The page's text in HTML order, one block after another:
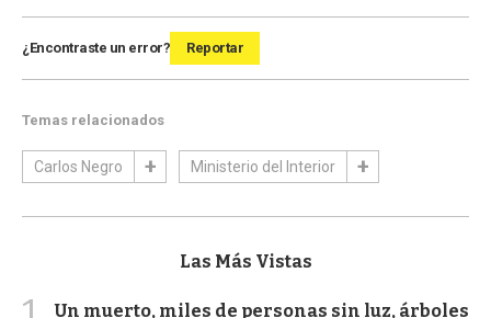
¿Encontraste un error? Reportar
Temas relacionados
Carlos Negro Ministerio del Interior
Las Más Vistas
Un muerto, miles de personas sin luz, árboles